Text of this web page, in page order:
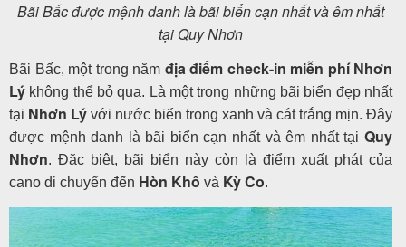
Bãi Bấc được mệnh danh là bãi biển cạn nhất và êm nhất
tại Quy Nhơn
Bãi Bấc, một trong năm địa điểm check-in miễn phí Nhơn
Lý không thể bỏ qua. Là một trong những bãi biển đẹp nhất
tại Nhơn Lý với nước biển trong xanh và cát trắng mịn. Đây
được mệnh danh là bãi biển cạn nhất và êm nhất tại Quy
Nhơn. Đặc biệt, bãi biển này còn là điểm xuất phát của
cano di chuyển đến Hòn Khô và Kỳ Co.